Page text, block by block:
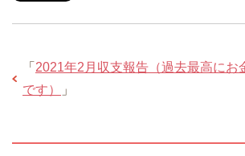
「 2021年2月収支報告（過去最高にお
です）
」